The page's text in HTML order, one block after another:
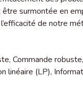
surmontée en
de notre
, Commande robuste,
linéaire (LP),